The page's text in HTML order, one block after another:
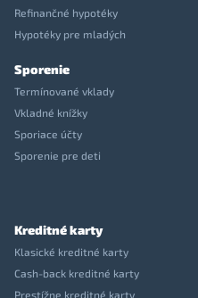
Refinančné hypotéky
Hypotéky pre mladých
Sporenie
Termínované vklady
Vkladné knížky
Sporiace účty
Sporenie pre deti
Kreditné karty
Klasické kreditné karty
Cash-back kreditné karty
Prestížne kreditné karty